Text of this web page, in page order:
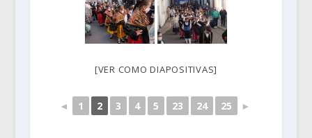
[VER COMO DIAPOSITIVAS]
◄ 1 2 3 4 5 23 24 25 ►